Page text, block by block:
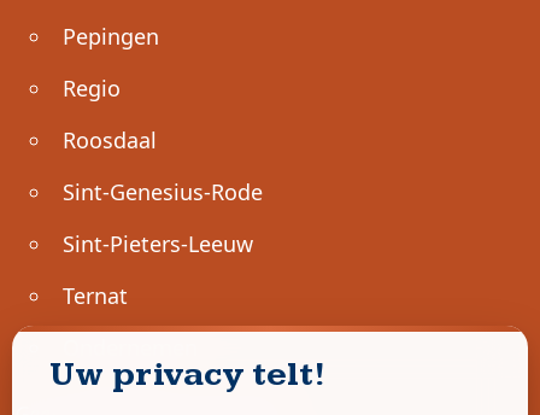
Pepingen
Regio
Roosdaal
Sint-Genesius-Rode
Sint-Pieters-Leeuw
Ternat
Uw privacy telt!